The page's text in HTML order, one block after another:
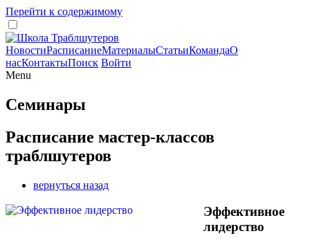
Перейти к содержимому
НовостиРасписаниеМатериалыСтатьиКомандаО
насКонтактыПоиск Войти
Menu
Семинары
Расписание мастер-классов
траблшутеров
вернуться назад
Эффективное
лидерство